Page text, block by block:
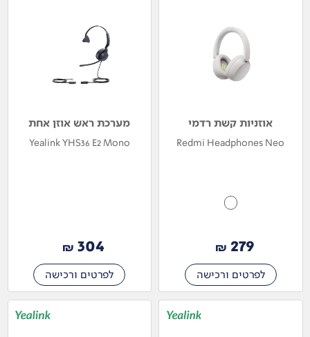
אוזניות קשת רדמי
Redmi Headphones Neo
279
₪
לפרטים ורכישה
מערכת ראש אוזן אחת
Yealink YHS36 E2 Mono
304
₪
לפרטים ורכישה